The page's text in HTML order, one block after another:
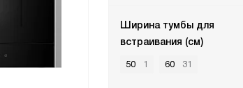
Ширина тумбы для
встраивания (см)
50 1 60 31